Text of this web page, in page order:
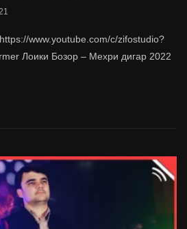
www.youtube.com/c/zifostudio?
Лоики Бозор – Мехри дигар 2022